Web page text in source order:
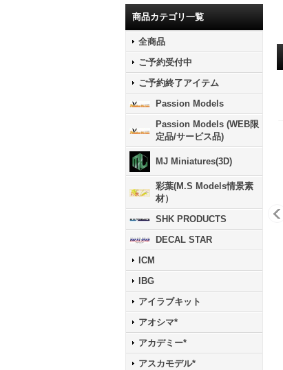
商品カテゴリ一覧
全商品
ご予約受付中
ご予約終了アイテム
Passion Models
Passion Models (WEB限
定品/サービス品)
MJ Miniatures(3D)
彩葉(M.S Models情景素
材）
SHK PRODUCTS
DECAL STAR
ICM
IBG
アイラブキット
アオシマ*
アカデミー*
アスカモデル*